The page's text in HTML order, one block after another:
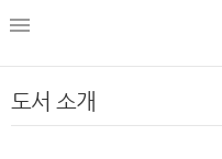
도서 소개